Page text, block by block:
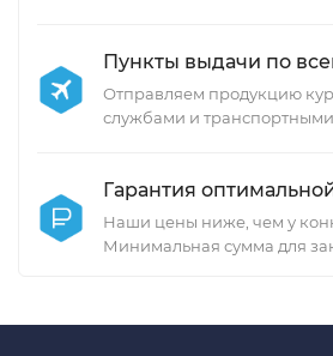
Пункты выдачи по
Отправляем продукцию
службами и
Гарантия
Наши цены ниже, чем у
Минимальная сумма для